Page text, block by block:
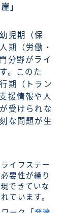
」
児期（保
期（労働・
分野がライ
。このた
期（トラン
援情報や人
受けられな
な問題が生
イフステー
要性が繰り
できていな
ています。